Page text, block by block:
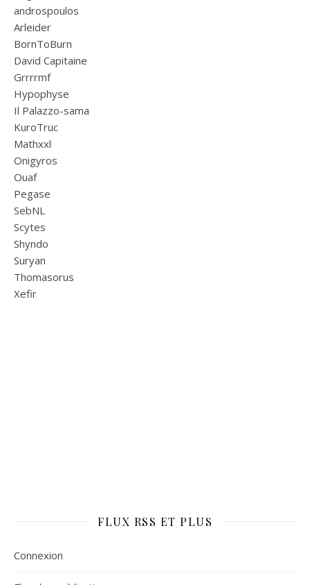
androspoulos
Arleider
BornToBurn
David Capitaine
Grrrrmf
Hypophyse
Il Palazzo-sama
KuroTruc
Mathxxl
Onigyros
Ouaf
Pegase
SebNL
Scytes
Shyndo
Suryan
Thomasorus
Xefir
FLUX RSS ET PLUS
Connexion